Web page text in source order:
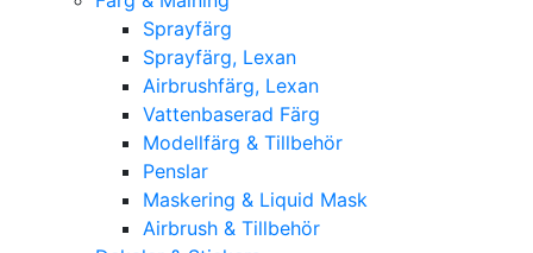
Sprayfärg
Sprayfärg, Lexan
Airbrushfärg, Lexan
Vattenbaserad Färg
Modellfärg & Tillbehör
Penslar
Maskering & Liquid Mask
Airbrush & Tillbehör